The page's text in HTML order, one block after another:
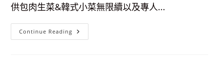
供包肉生菜&韓式小菜無限續以及專人...
Continue Reading 【台
北